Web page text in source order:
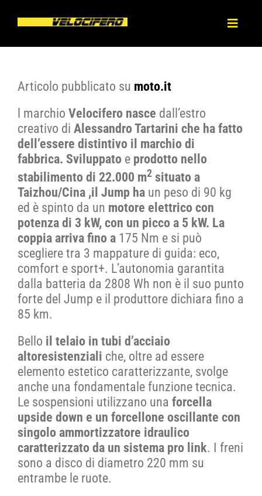
Toggle
PRODOTTI
NEWS
PRESS
DEALERS
CONTATTI
SHOP
ACCOUNT
CARRELLO
Articolo pubblicato su moto.it
l marchio Velocifero nasce dall’estro
creativo di Alessandro Tartarini che ha fatto
dell’essere distintivo il marchio di
fabbrica. Sviluppato e prodotto nello
stabilimento di 22.000 m2 situato a
Taizhou/Cina ,il Jump ha un peso di 90 kg
ed è spinto da un motore elettrico con
potenza di 3 kW, con un picco a 5 kW. La
coppia arriva fino a 175 Nm e si può
scegliere tra 3 mappature di guida: eco,
comfort e sport+. L’autonomia garantita
dalla batteria da 2808 Wh non è il suo punto
forte del Jump e il produttore dichiara fino a
85 km.
Bello il telaio in tubi d’acciaio
altoresistenziali che, oltre ad essere
elemento estetico caratterizzante, svolge
anche una fondamentale funzione tecnica.
Le sospensioni utilizzano una forcella
upside down e un forcellone oscillante con
singolo ammortizzatore idraulico
caratterizzato da un sistema pro link. I freni
sono a disco di diametro 220 mm su
entrambe le ruote.